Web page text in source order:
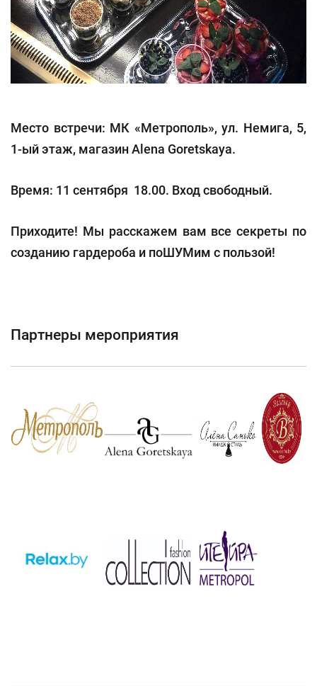
Место встречи: МК «Метрополь», ул. Немига, 5,
1-ый этаж, магазин Alena Goretskaya.
Время: 11 сентября 18.00. Вход свободный.
Приходите! Мы расскажем вам все секреты по
созданию гардероба и поШУМим с пользой!
Партнеры мероприятия